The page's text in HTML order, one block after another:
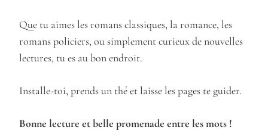
Que tu aimes les romans classiques, la romance, les
romans policiers, ou simplement curieux de nouvelles
lectures, tu es au bon endroit.
Installe-toi, prends un thé et laisse les pages te guider.
Bonne lecture et belle promenade entre les mots !